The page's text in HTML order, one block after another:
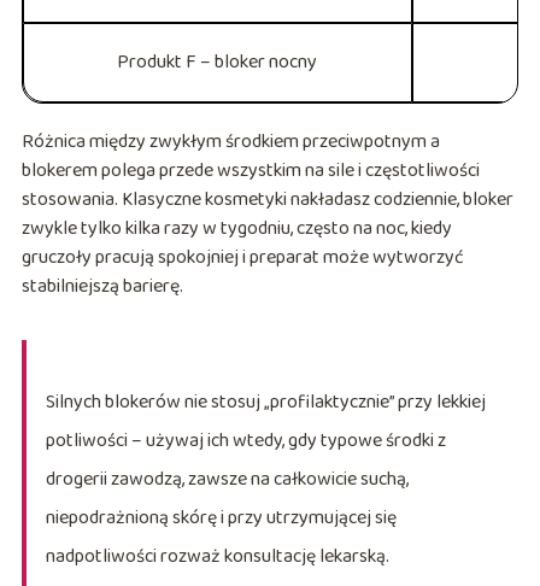
Produkt F – bloker nocny
Różnica między zwykłym środkiem przeciwpotnym a
blokerem polega przede wszystkim na sile i częstotliwości
stosowania. Klasyczne kosmetyki nakładasz codziennie, bloker
zwykle tylko kilka razy w tygodniu, często na noc, kiedy
gruczoły pracują spokojniej i preparat może wytworzyć
stabilniejszą barierę.
Silnych blokerów nie stosuj „profilaktycznie” przy lekkiej
potliwości – używaj ich wtedy, gdy typowe środki z
drogerii zawodzą, zawsze na całkowicie suchą,
niepodrażnioną skórę i przy utrzymującej się
nadpotliwości rozważ konsultację lekarską.